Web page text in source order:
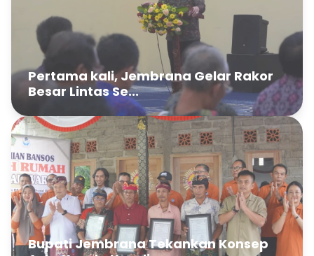
Pertama kali, Jembrana Gelar Rakor
Besar Lintas Se...
Bupati Jembrana Tekankan Konsep